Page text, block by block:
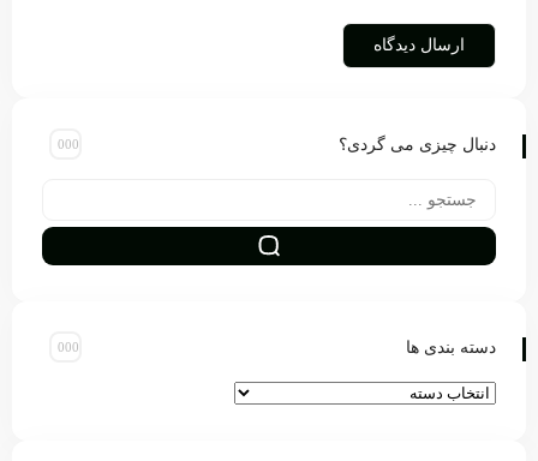
دنبال چیزی می گردی؟
دسته بندی ها